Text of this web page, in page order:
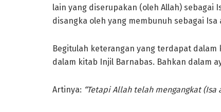
lain yang diserupakan (oleh Allah) sebagai
disangka oleh yang membunuh sebagai Isa
Begitulah keterangan yang terdapat
dalam kitab Injil Barnabas. Bahkan dalam
Artinya: “Tetapi Allah telah mengangkat (Isa